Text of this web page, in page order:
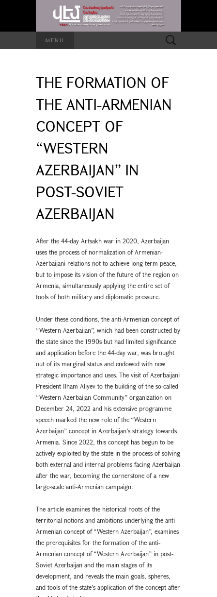
MENU
Search
for:
THE FORMATION OF
THE ANTI-ARMENIAN
CONCEPT OF
“WESTERN
AZERBAIJAN” IN
POST-SOVIET
AZERBAIJAN
After the 44-day Artsakh war in 2020, Azerbaijan
uses the process of normalization of Armenian-
Azerbaijani relations not to achieve long-term peace,
but to impose its vision of the future of the region on
Armenia, simultaneously applying the entire set of
tools of both military and diplomatic pressure.
Under these conditions, the anti-Armenian concept of
“Western Azerbaijan”, which had been constructed by
the state since the 1990s but had limited significance
and application before the 44-day war, was brought
out of its marginal status and endowed with new
strategic importance and uses. The visit of Azerbaijani
President Ilham Aliyev to the building of the so-called
“Western Azerbaijan Community” organization on
December 24, 2022 and his extensive programme
speech marked the new role of the “Western
Azerbaijan” concept in Azerbaijan’s strategy towards
Armenia. Since 2022, this concept has begun to be
actively exploited by the state in the process of solving
both external and internal problems facing Azerbaijan
after the war, becoming the cornerstone of a new
large-scale anti-Armenian campaign.
The article examines the historical roots of the
territorial notions and ambitions underlying the anti-
Armenian concept of “Western Azerbaijan”, examines
the prerequisites for the formation of the anti-
Armenian concept of “Western Azerbaijan” in post-
Soviet Azerbaijan and the main stages of its
development, and reveals the main goals, spheres,
and tools of the state’s application of the concept after